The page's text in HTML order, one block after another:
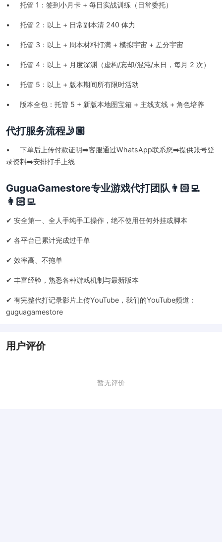
• 托管 1：签到小月卡 + 每日实战训练（日常委托）
• 托管 2：以上 + 日常副本清 240 体力
• 托管 3：以上 + 周本材料打满 + 模拟宇宙 + 差分宇宙
• 托管 4：以上 + 月度深渊（虚构/忘却/混沌/末日，每月 2 次）
• 托管 5：以上 + 版本期间所有限时活动
• 版本全包：托管 5 + 新版本地图宝箱 + 主线支线 + 角色培养
代打服务流程🤳🏼
• 下单后上传付款证明➡️客服通过WhatsApp联系您➡️提供账号登
录资料➡️安排打手上线
GuguaGamestore专业游戏代打团队👨🏻‍💻
👩🏻‍💻
✔ 安全第一、全人手纯手工操作，绝不使用任何外挂或脚本
✔ 各平台已累计完成过千单
✔ 效率高、不拖单
✔ 丰富经验，熟悉各种游戏机制与最新版本
✔ 有完整代打记录影片上传YouTube，我们的YouTube频道：
guguagamestore
用户评价
暂无评价